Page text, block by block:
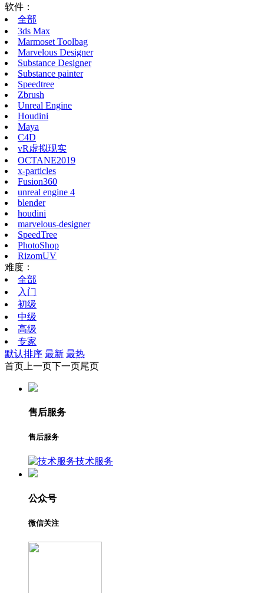
软件：
全部
3ds Max
Marmoset Toolbag
Marvelous Designer
Substance Designer
Substance painter
Speedtree
Zbrush
Unreal Engine
Houdini
Maya
C4D
vR虚拟现实
OCTANE2019
x-particles
Fusion360
unreal engine 4
blender
houdini
marvelous-designer
SpeedTree
PhotoShop
RizomUV
难度：
全部
入门
初级
中级
高级
专家
默认排序 最新 最热
首页 上一页下一页尾页
售后服务
售后服务
技术服务
公众号
微信关注